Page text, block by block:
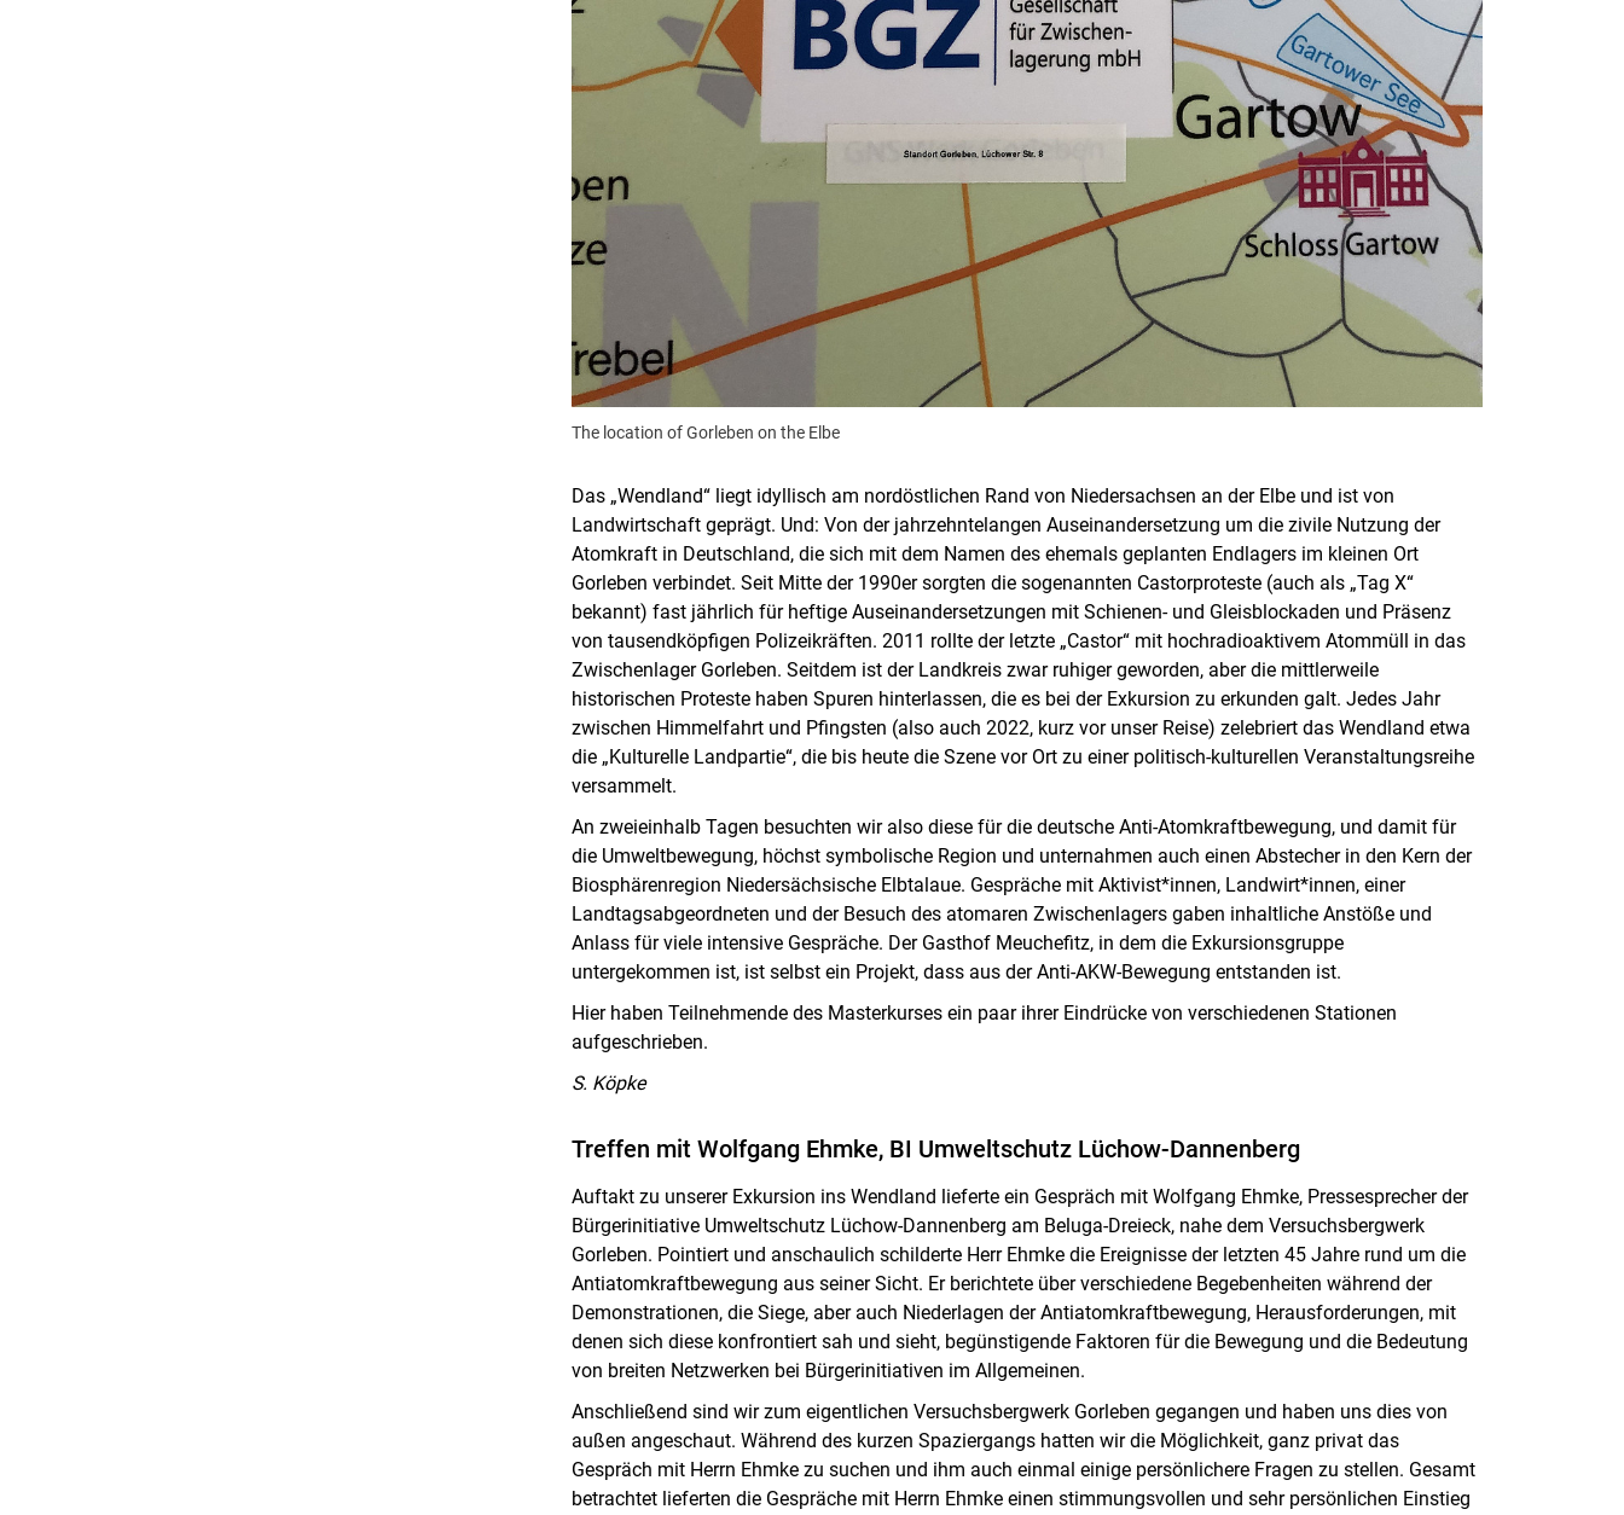
The location of Gorleben on the Elbe
Das „Wendland“ liegt idyllisch am nordöstlichen Rand von Niedersachsen an der Elbe und ist von
Landwirtschaft geprägt. Und: Von der jahrzehntelangen Auseinandersetzung um die zivile Nutzung der
Atomkraft in Deutschland, die sich mit dem Namen des ehemals geplanten Endlagers im kleinen Ort
Gorleben verbindet. Seit Mitte der 1990er sorgten die sogenannten Castorproteste (auch als „Tag X“
bekannt) fast jährlich für heftige Auseinandersetzungen mit Schienen- und Gleisblockaden und Präsenz
von tausendköpfigen Polizeikräften. 2011 rollte der letzte „Castor“ mit hochradioaktivem Atommüll in das
Zwischenlager Gorleben. Seitdem ist der Landkreis zwar ruhiger geworden, aber die mittlerweile
historischen Proteste haben Spuren hinterlassen, die es bei der Exkursion zu erkunden galt. Jedes Jahr
zwischen Himmelfahrt und Pfingsten (also auch 2022, kurz vor unser Reise) zelebriert das Wendland etwa
die „Kulturelle Landpartie“, die bis heute die Szene vor Ort zu einer politisch-kulturellen Veranstaltungsreihe
versammelt.
An zweieinhalb Tagen besuchten wir also diese für die deutsche Anti-Atomkraftbewegung, und damit für
die Umweltbewegung, höchst symbolische Region und unternahmen auch einen Abstecher in den Kern der
Biosphärenregion Niedersächsische Elbtalaue. Gespräche mit Aktivist*innen, Landwirt*innen, einer
Landtagsabgeordneten und der Besuch des atomaren Zwischenlagers gaben inhaltliche Anstöße und
Anlass für viele intensive Gespräche. Der Gasthof Meuchefitz, in dem die Exkursionsgruppe
untergekommen ist, ist selbst ein Projekt, dass aus der Anti-AKW-Bewegung entstanden ist.
Hier haben Teilnehmende des Masterkurses ein paar ihrer Eindrücke von verschiedenen Stationen
aufgeschrieben.
S. Köpke
Treffen mit Wolfgang Ehmke, BI Umweltschutz Lüchow-Dannenberg
Auftakt zu unserer Exkursion ins Wendland lieferte ein Gespräch mit Wolfgang Ehmke, Pressesprecher der
Bürgerinitiative Umweltschutz Lüchow-Dannenberg am Beluga-Dreieck, nahe dem Versuchsbergwerk
Gorleben. Pointiert und anschaulich schilderte Herr Ehmke die Ereignisse der letzten 45 Jahre rund um die
Antiatomkraftbewegung aus seiner Sicht. Er berichtete über verschiedene Begebenheiten während der
Demonstrationen, die Siege, aber auch Niederlagen der Antiatomkraftbewegung, Herausforderungen, mit
denen sich diese konfrontiert sah und sieht, begünstigende Faktoren für die Bewegung und die Bedeutung
von breiten Netzwerken bei Bürgerinitiativen im Allgemeinen.
Anschließend sind wir zum eigentlichen Versuchsbergwerk Gorleben gegangen und haben uns dies von
außen angeschaut. Während des kurzen Spaziergangs hatten wir die Möglichkeit, ganz privat das
Gespräch mit Herrn Ehmke zu suchen und ihm auch einmal einige persönlichere Fragen zu stellen. Gesamt
betrachtet lieferten die Gespräche mit Herrn Ehmke einen stimmungsvollen und sehr persönlichen Einstieg